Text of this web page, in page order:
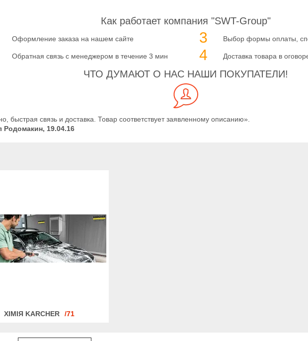
Как работает компания "SWT-Group"
Оформление заказа на нашем сайте 3 Выбор формы оплаты,
Обратная связь с менеджером в течение 3 мин 4 Доставка товара в
ЧТО ДУМАЮТ О НАС НАШИ ПОКУПАТЕЛИ!
быстрая связь и доставка. Товар соответствует заявленному описанию».
Родомакин, 19.04.16
ХІМІЯ KARCHER 71